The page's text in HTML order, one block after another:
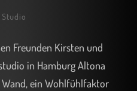
Freunden Kirsten und
in Hamburg Altona
ein Wohlfühlfaktor